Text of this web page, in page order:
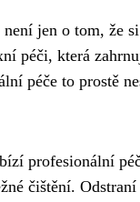
není jen o tom, že
péči, která
péče to prostě
profesionální
čištění.